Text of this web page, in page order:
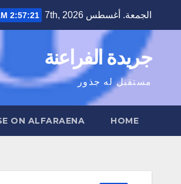
الجمعة. أغسطس 7th, 2026 2:57:22 AM
جريدة الفراعنة
مستقبل له جذور
HOME
ON ALFARAENA